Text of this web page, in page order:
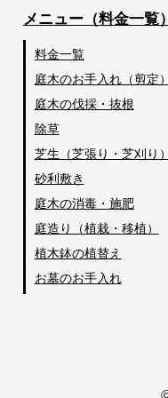
メニュー（料金一覧）
料金一覧
庭木のお手入れ（剪定）
庭木の伐採・抜根
除草
芝生（芝張り・芝刈り）
砂利敷き
庭木の消毒・施肥
庭造り（植栽・移植）
植木鉢の植替え
お墓のお手入れ